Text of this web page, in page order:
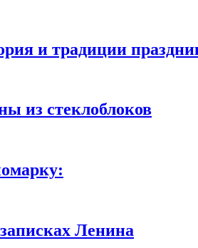
и традиции
из стеклоблоков
Ленина